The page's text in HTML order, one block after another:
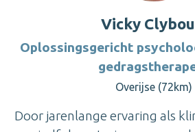
Vicky
Oplossingsgericht
Overijse (72km)
Door jarenlange ervaring als